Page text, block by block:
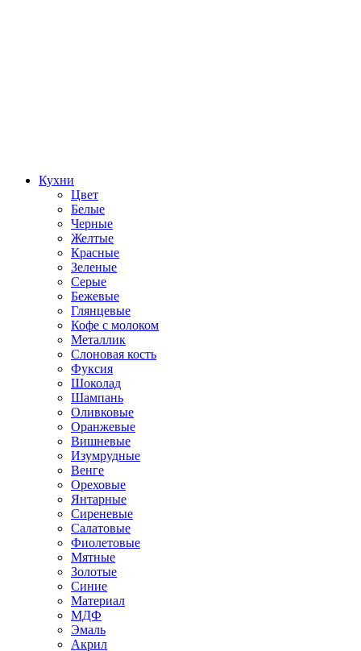
Кухни
Цвет
Белые
Черные
Желтые
Красные
Зеленые
Серые
Бежевые
Глянцевые
Кофе с молоком
Металлик
Слоновая кость
Фуксия
Шоколад
Шампань
Оливковые
Оранжевые
Вишневые
Изумрудные
Венге
Ореховые
Янтарные
Сиреневые
Салатовые
Фиолетовые
Мятные
Золотые
Синие
Материал
МДФ
Эмаль
Акрил